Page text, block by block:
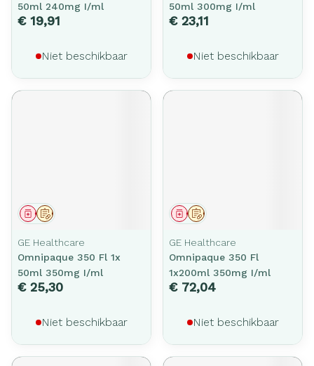
50ml 240mg I/ml
€ 19,91
Niet beschikbaar
50ml 300mg I/ml
€ 23,11
Niet beschikbaar
Op voorschrift
Geneesmiddel
GE Healthcare
Omnipaque 350 Fl 1x
50ml 350mg I/ml
€ 25,30
Niet beschikbaar
Op voorschrift
Geneesmiddel
GE Healthcare
Omnipaque 350 Fl
1x200ml 350mg I/ml
€ 72,04
Niet beschikbaar